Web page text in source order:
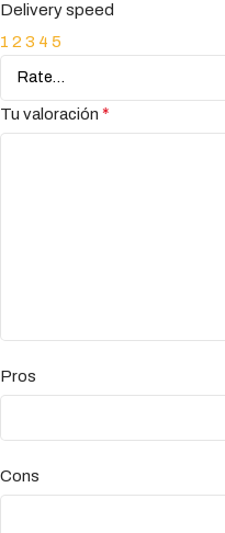
Delivery speed
1 2 3 4 5
Tu valoración *
Pros
Cons